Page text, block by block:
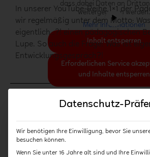
dass dabei Daten an
weitergegeben werden.
Mehr Informationen
Inhalt entsperren
Erforderlichen Service
und Inhalte entsperren
In unserer YouTube-Reihe 1×1 der
wir regelmäßig unter dem Motto:
eigentlich…?! einen pädagogischen
Lupe. So auch die Frage: Was ist
Entwicklungsgespräch?!
Welche Merkmale zeichnen
Entwicklungsgespräch aus?
Datenschutz-
Wir benötigen Ihre Einwilligung, bevor Sie
besuchen können.
Wenn Sie unter 16 Jahre alt sind und Ihre